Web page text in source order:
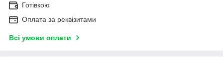
Готівкою
Оплата за реквізитами
Всі умови оплати